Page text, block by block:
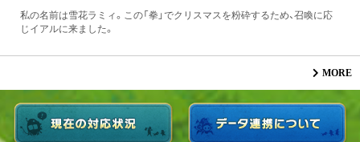
私の名前は雪花ラミィ。この「拳」でクリスマスを粉砕するため、召喚に応
じイアルに来ました。
MORE